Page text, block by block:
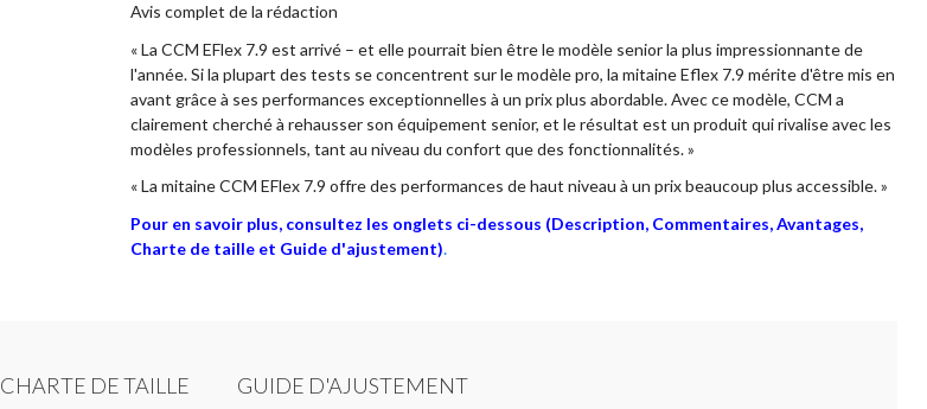
Avis complet de la rédaction
« La CCM EFlex 7.9 est arrivé – et elle pourrait bien être le modèle senior la plus impressionnante de
l'année. Si la plupart des tests se concentrent sur le modèle pro, la mitaine Eflex 7.9 mérite d'être mis en
avant grâce à ses performances exceptionnelles à un prix plus abordable. Avec ce modèle, CCM a
clairement cherché à rehausser son équipement senior, et le résultat est un produit qui rivalise avec les
modèles professionnels, tant au niveau du confort que des fonctionnalités. »
« La mitaine CCM EFlex 7.9 offre des performances de haut niveau à un prix beaucoup plus accessible. »
Pour en savoir plus, consultez les onglets ci-dessous (Description, Commentaires, Avantages,
Charte de taille et Guide d'ajustement).
CHARTE DE TAILLE GUIDE D'AJUSTEMENT